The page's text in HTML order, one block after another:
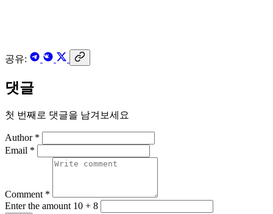
공유:
댓글
첫 번째로 댓글을 남겨보세요
Author *
Email *
Comment *
Enter the amount 10 + 8